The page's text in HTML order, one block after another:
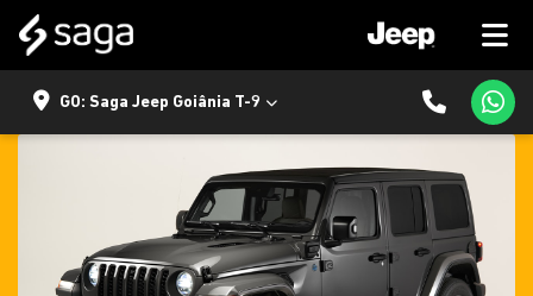
GO: Saga Jeep Goiânia T-9